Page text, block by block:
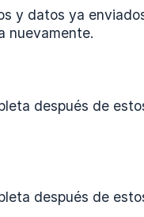
y datos ya
nuevamente.
después de
después de